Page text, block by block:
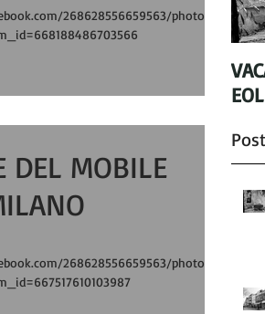
268628556659563/photos/?
DEL MOBILE
268628556659563/photos/?